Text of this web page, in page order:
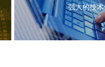
强大的技